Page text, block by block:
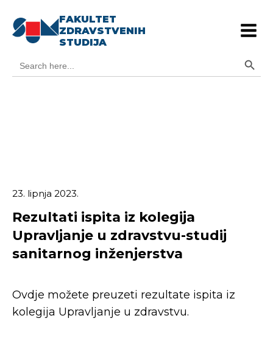
FAKULTET
ZDRAVSTVENIH
STUDIJA
for:
23. lipnja 2023.
Rezultati ispita iz kolegija
Upravljanje u zdravstvu-studij
sanitarnog inženjerstva
Ovdje možete preuzeti rezultate ispita iz
kolegija Upravljanje u zdravstvu.